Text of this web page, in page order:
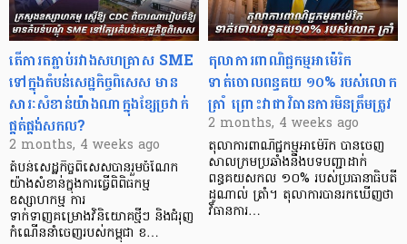
តើការតភ្ជាប់រវាងសហគ្រាស SME
ទៅក្នុងតំបន់សេដ្ឋកិច្ចពិសេស មាន
សារៈសំខាន់យ៉ាងណាក្នុងខ្សែច្រវាក់
ផ្គត់ផ្គង់សកល?
2 months, 4 weeks ago
តំបន់សេដ្ឋកិច្ចពិសេសបានរួមចំណែក
យ៉ាងសំខាន់ក្នុងការធ្វើពិពិធកម្ម
ឧស្សាហកម្ម ការ
ទាក់ទាញគម្រោងវិនិយោគថ្មីៗ និងជំរុញ
កំណើននាំចេញរបស់កម្ពុជា ខ…
តុលាការពាណិជ្ជកម្មអាម៉េរិក
ទាត់ចោលពន្ធគយ ១០% របស់លោក
ត្រាំ ព្រោះវាជាវិធានការមិនត្រឹមត្រូវ
2 months, 4 weeks ago
តុលាការពាណិជ្ជកម្មអាម៉េរិក បានចេញ
សាលក្រមប្រឆាំងនឹងបទបញ្ជាដាក់
ពន្ធគយសកល ១០% របស់ប្រធានាធិបតី
ដូណាល់ ត្រាំ។ តុលាការបានរកឃើញថា
វិធានការ…